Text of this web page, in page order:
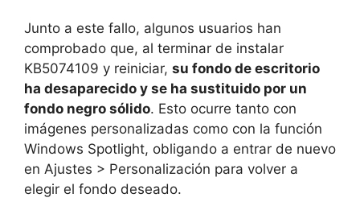
Junto a este fallo, algunos usuarios han
comprobado que, al terminar de instalar
KB5074109 y reiniciar, su fondo de escritorio
ha desaparecido y se ha sustituido por un
fondo negro sólido. Esto ocurre tanto con
imágenes personalizadas como con la función
Windows Spotlight, obligando a entrar de nuevo
en Ajustes > Personalización para volver a
elegir el fondo deseado.